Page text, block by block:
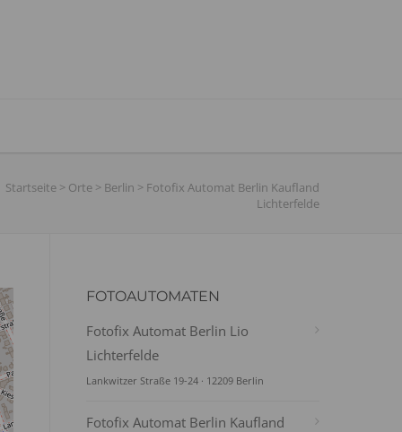
Startseite > Orte > Berlin > Fotofix Automat Berlin Kaufland
Lichterfelde
FOTOAUTOMATEN
Fotofix Automat Berlin Lio
Lichterfelde
Lankwitzer Straße 19-24 · 12209 Berlin
Fotofix Automat Berlin Kaufland